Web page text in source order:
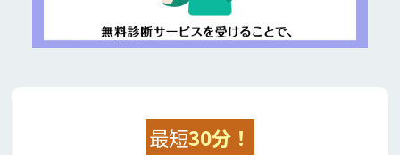
最短30分！